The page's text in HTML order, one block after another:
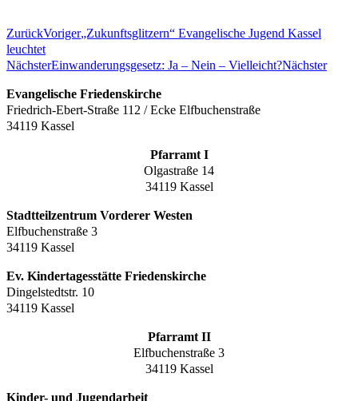
ZurückVoriger„Zukunftsglitzern“ Evangelische Jugend Kassel
leuchtet
NächsterEinwanderungsgesetz: Ja – Nein – Vielleicht?Nächster
Evangelische Friedenskirche
Friedrich-Ebert-Straße 112 / Ecke Elfbuchenstraße
34119 Kassel
Pfarramt I
Olgastraße 14
34119 Kassel
Stadtteilzentrum Vorderer Westen
Elfbuchenstraße 3
34119 Kassel
Ev. Kindertagesstätte Friedenskirche
Dingelstedtstr. 10
34119 Kassel
Pfarramt II
Elfbuchenstraße 3
34119 Kassel
Kinder- und Jugendarbeit